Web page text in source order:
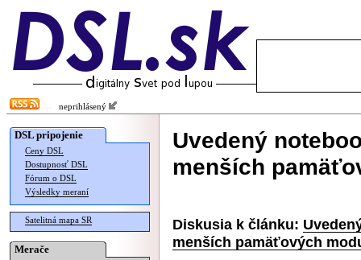
neprihlásený
DSL pripojenie
Ceny DSL
Dostupnosť DSL
Fórum o DSL
Výsledky meraní
Satelitná mapa SR
Merače
Uvedený
menších
Diskusia k článku:
menších pamäťových